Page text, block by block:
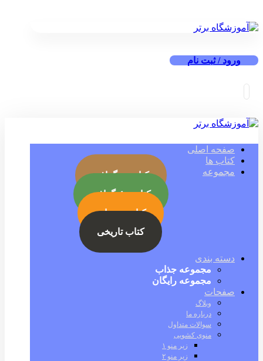
ورود / ثبت نام
صفحه اصلی
کتاب ها
مجموعه
کتاب بیوگرافی
کتاب جئوگرافی
کتاب رمز ارز
کتاب تاریخی
دسته بندی
مجموعه جذاب
مجموعه رایگان
صفحات
وبلاگ
درباره ما
سوالات متداول
منوی کشویی
زیر منو ۱
زیر منو ۲